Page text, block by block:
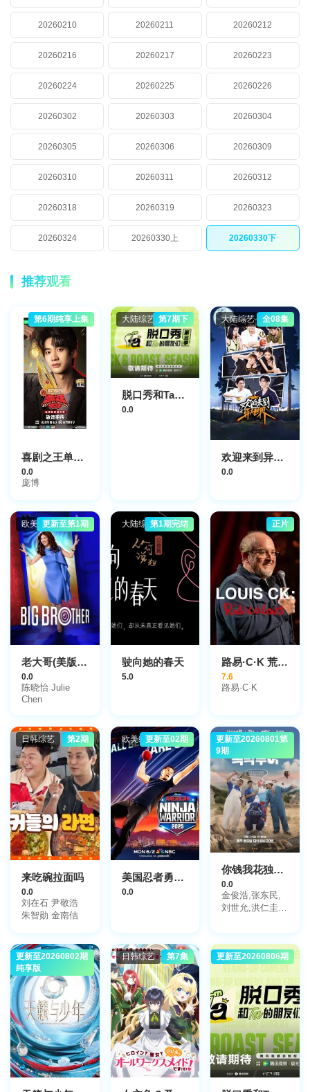
20260210 20260211 20260212
20260216 20260217 20260223
20260224 20260225 20260226
20260302 20260303 20260304
20260305 20260306 20260309
20260310 20260311 20260312
20260318 20260319 20260323
20260324 20260330上 20260330下
推荐观看
第6期纯享上集
喜剧之王单口季第3季
0.0
庞博
大陆综艺 第7期下
脱口秀和Ta的朋友们 第三季
0.0
大陆综艺 全08集
欢迎来到异人世界
0.0
欧美综艺更新至第1期
老大哥(美版)第二十八季
0.0
陈晓怡 Julie
Chen
大陆综艺第1期完结
驶向她的春天
5.0
正片
路易·C·K 荒谬到笑
7.6
路易·C·K
日韩综艺 第2期
来吃碗拉面吗
0.0
刘在石 尹敬浩
朱智勋 金南佶
欧美综艺更新至02期
美国忍者勇士第十八季
0.0
日韩综艺
更新至20260801第
9期
你钱我花独担旅行2026
0.0
金俊浩,张东民,
刘世允,洪仁圭,
更新至20260802期
纯享版
日韩综艺 第7集 大陆综艺
更新至20260806期